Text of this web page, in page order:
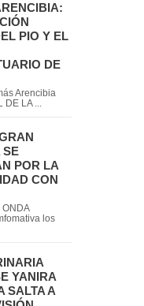
PIO Y EL
DE
LA ...
SE
POR LA
CON
los
YANIRA
SALTA A